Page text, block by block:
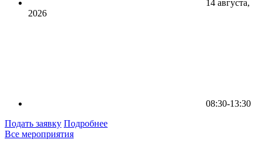
14 августа,
2026
08:30-13:30
Подать заявку Подробнее
Все мероприятия